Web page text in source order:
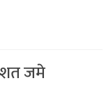
जमे